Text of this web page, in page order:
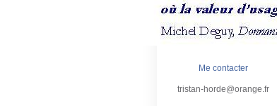
Me contacter
tristan-horde@orange.fr